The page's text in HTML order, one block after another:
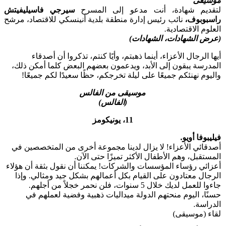
لتقديم شهادة، أنت مدعو إلى المسرح سيرجي فاسيليفيتش
راسبوبوف، نائب رئيس إدارة منطقة بلدية أنينسكي للاقتصاد، مرشح
العلوم الاقتصادية.
(عرض الشهادات، الشهادات)
أيها الرجال الأعزاء، أينما ذهبتم، وأيًا كنتم، تذكروا أن أصدقاء
المدرسة يبقون إلى الأبد، ويدعمون بعضهم البعض كلما أمكن ذلك،
واليوم نهنئكم جميعًا على ليلة تخرجكم، حظًا سعيدًا لكم جميعًا!
موسيقى من الفالس
(الفالس)
11، يونيكومز
فيليبوفا أويو.
أصدقائي الأعزاء! لا يزال لدينا مجموعة أخرى من المتخصصين في
المستقبل، وهم الأطفال الأكثر تميزًا حتى الآن.
أعزائي رؤساء المؤسسات والشركات! يمكننا أن نقول بثقة أن هؤلاء
الرجال معتادون على القيام بكل أعمالهم بشكل جيد ومثالي. وإذا
جاءوا للعمل لديك خلال 5 سنوات، فلن نحمر خجلاً من أجلهم.
حسنًا، اليوم منحتهم الدولة ميداليات ذهبية وفضية لعملهم في
الدراسة.
لقاء (موسيقى)